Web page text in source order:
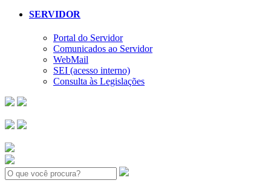
SERVIDOR
Portal do Servidor
Comunicados ao Servidor
WebMail
SEI (acesso interno)
Consulta às Legislações
Search: